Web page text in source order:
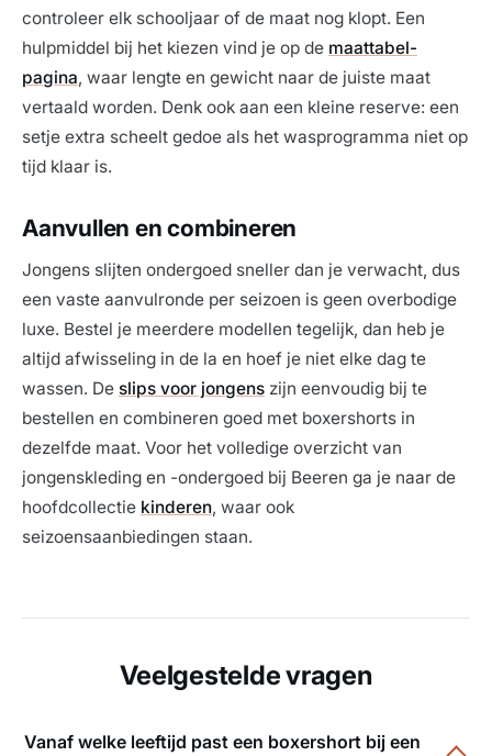
controleer elk schooljaar of de maat nog klopt. Een
hulpmiddel bij het kiezen vind je op de maattabel-
pagina, waar lengte en gewicht naar de juiste maat
vertaald worden. Denk ook aan een kleine reserve: een
setje extra scheelt gedoe als het wasprogramma niet op
tijd klaar is.
Aanvullen en combineren
Jongens slijten ondergoed sneller dan je verwacht, dus
een vaste aanvulronde per seizoen is geen overbodige
luxe. Bestel je meerdere modellen tegelijk, dan heb je
altijd afwisseling in de la en hoef je niet elke dag te
wassen. De slips voor jongens zijn eenvoudig bij te
bestellen en combineren goed met boxershorts in
dezelfde maat. Voor het volledige overzicht van
jongenskleding en -ondergoed bij Beeren ga je naar de
hoofdcollectie kinderen, waar ook
seizoensaanbiedingen staan.
Veelgestelde vragen
Vanaf welke leeftijd past een boxershort bij een